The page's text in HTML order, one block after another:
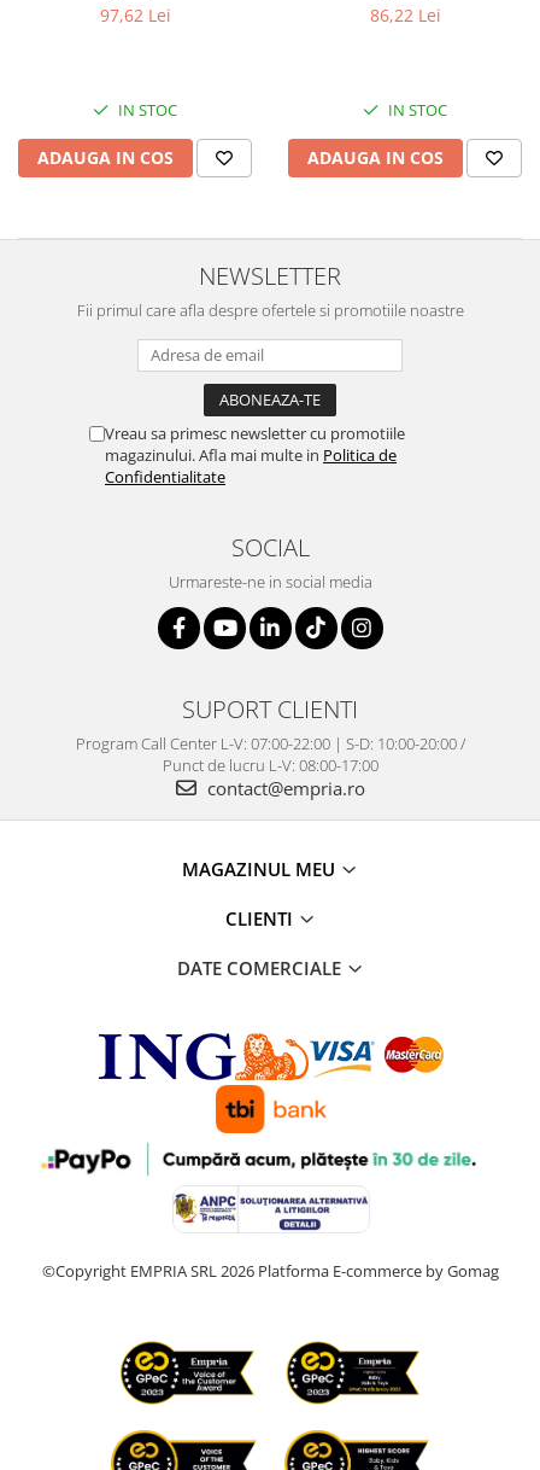
97,62 Lei
IN STOC
ADAUGA IN COS
86,22 Lei
IN STOC
ADAUGA IN COS
NEWSLETTER
Fii primul care afla despre ofertele si promotiile noastre
Vreau sa primesc newsletter cu promotiile
magazinului. Afla mai multe in Politica de
Confidentialitate
SOCIAL
Urmareste-ne in social media
SUPORT CLIENTI
Program Call Center L-V: 07:00-22:00 | S-D: 10:00-20:00 /
Punct de lucru L-V: 08:00-17:00
contact@empria.ro
MAGAZINUL MEU
CLIENTI
DATE COMERCIALE
©Copyright EMPRIA SRL 2026 Platforma E-commerce by Gomag